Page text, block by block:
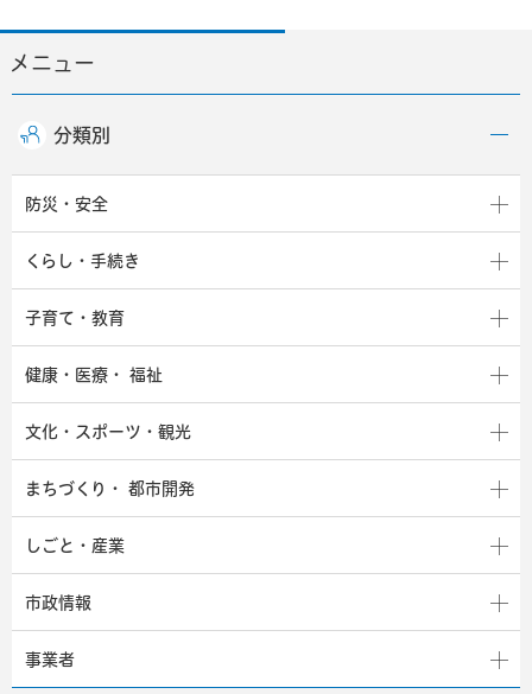
メニュー
分類別
防災・安全
くらし・手続き
子育て・教育
健康・医療・ 福祉
文化・スポーツ・観光
まちづくり・ 都市開発
しごと・産業
市政情報
事業者